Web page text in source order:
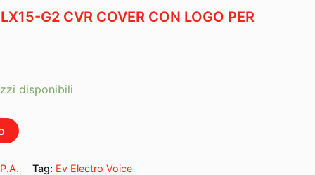
G2 CVR COVER CON LOGO PER
disponibili
P.A. Tag: Ev Electro Voice